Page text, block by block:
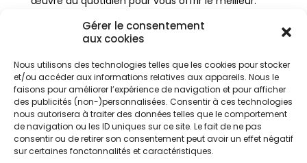
Gérer le consentement
aux cookies
Nous utilisons des technologies telles que les cookies pour stocker
et/ou accéder aux informations relatives aux appareils. Nous le
faisons pour améliorer l’expérience de navigation et pour afficher
des publicités (non-)personnalisées. Consentir à ces technologies
nous autorisera à traiter des données telles que le comportement
de navigation ou les ID uniques sur ce site. Le fait de ne pas
consentir ou de retirer son consentement peut avoir un effet négatif
sur certaines fonctonnalités et caractéristiques.
Vous avez un projet de rénovation énergétique ?
Contactez dès aujourd’hui la franchise PPF la
plus proche de chez vous et bénéficiez d’un
bilan énergétique gratuit !